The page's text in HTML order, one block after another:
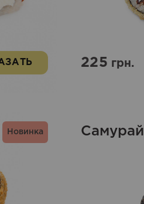
225грн.
Новинка Самурай